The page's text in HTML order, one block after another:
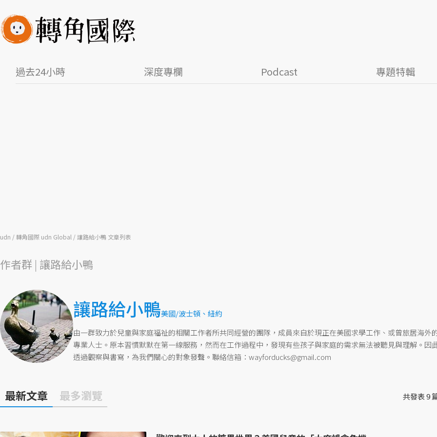
過去24小時 深度專欄 Podcast 專題特輯
udn 轉角國際 udn Global 讓路給小鴨 文章列表
作者群 | 讓路給小鴨
讓路給小鴨美國/波士頓、紐約
由一群致力於兒童與家庭福祉的相關工作者所共同經營的團隊，成員來自於現正在美國求學工作、或曾旅居海外
專業人士。原本習慣默默在第一線服務，然而在工作過程中，發現有些孩子與家庭的需求無法被聽見與理解。因
透過觀察與書寫，為我們關心的對象發聲。聯絡信箱：wayforducks@gmail.com
最新文章 最多瀏覽 共發表 9